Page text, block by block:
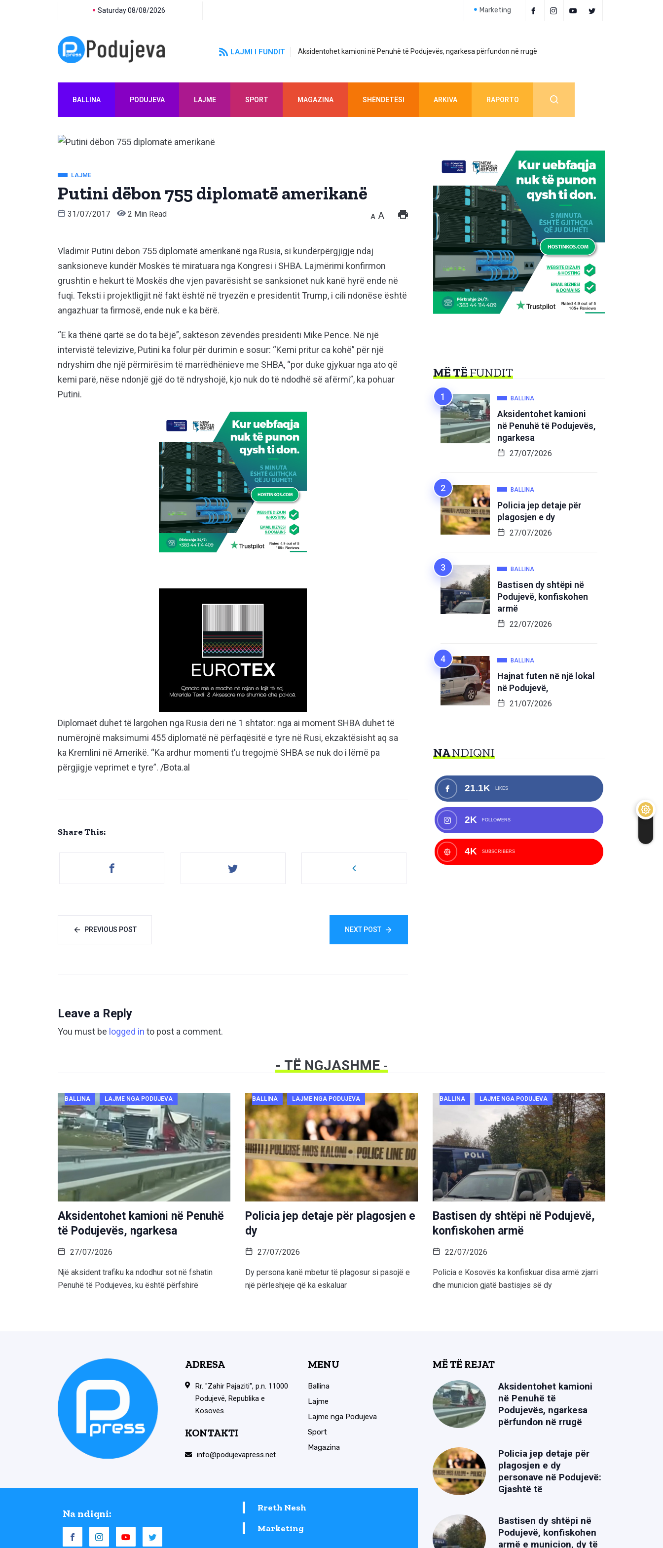
Saturday 08/08/2026 Marketing
LAJMI I FUNDIT Aksidentohet kamioni në Penuhë të Podujevës, ngarkesa përfundon në rrugë
BALLINA PODUJEVA LAJME SPORT MAGAZINA SHËNDETËSI ARKIVA RAPORTO
LAJME
Putini dëbon 755 diplomatë amerikanë
31/07/2017 2 Min Read A A
Vladimir Putini dëbon 755 diplomatë amerikanë nga Rusia, si kundërpërgjigje ndaj
sanksioneve kundër Moskës të miratuara nga Kongresi i SHBA. Lajmërimi konfirmon
grushtin e hekurt të Moskës dhe vjen pavarësisht se sanksionet nuk kanë hyrë ende në
fuqi. Teksti i projektligjit në fakt është në tryezën e presidentit Trump, i cili ndonëse është
angazhuar ta firmosë, ende nuk e ka bërë.
“E ka thënë qartë se do ta bëjë”, saktëson zëvendës presidenti Mike Pence. Në një
intervistë televizive, Putini ka folur për durimin e sosur: “Kemi pritur ca kohë” për një
ndryshim dhe një përmirësim të marrëdhënieve me SHBA, “por duke gjykuar nga ato që
kemi parë, nëse ndonjë gjë do të ndryshojë, kjo nuk do të ndodhë së afërmi”, ka pohuar
Putini.
Diplomaët duhet të largohen nga Rusia deri në 1 shtator: nga ai moment SHBA duhet të
numërojnë maksimumi 455 diplomatë në përfaqësitë e tyre në Rusi, ekzaktësisht aq sa
ka Kremlini në Amerikë. “Ka ardhur momenti t’u tregojmë SHBA se nuk do i lëmë pa
përgjigje veprimet e tyre”. /Bota.al
Share This:
PREVIOUS POST NEXT POST
Leave a Reply
You must be logged in to post a comment.
MË TËFUNDIT
BALLINA
Aksidentohet kamioni
në Penuhë të Podujevës,
ngarkesa
27/07/2026
BALLINA
Policia jep detaje për
plagosjen e dy
27/07/2026
BALLINA
Bastisen dy shtëpi në
Podujevë, konfiskohen
armë
22/07/2026
BALLINA
Hajnat futen në një lokal
në Podujevë,
21/07/2026
NANDIQNI
21.1K LIKES
2K FOLLOWERS
4K SUBSCRIBERS
- TË NGJASHME-
BALLINA LAJME NGA PODUJEVA
Aksidentohet kamioni në Penuhë
të Podujevës, ngarkesa
27/07/2026
Një aksident trafiku ka ndodhur sot në fshatin
Penuhë të Podujevës, ku është përfshirë
BALLINA LAJME NGA PODUJEVA
Policia jep detaje për plagosjen e
dy
27/07/2026
Dy persona kanë mbetur të plagosur si pasojë e
një përleshjeje që ka eskaluar
BALLINA LAJME NGA PODUJEVA
Bastisen dy shtëpi në Podujevë,
konfiskohen armë
22/07/2026
Policia e Kosovës ka konfiskuar disa armë zjarri
dhe municion gjatë bastisjes së dy
ADRESA
Rr. "Zahir Pajaziti", p.n. 11000
Podujevë, Republika e
Kosovës.
KONTAKTI
info@podujevapress.net
MENU
Ballina
Lajme
Lajme nga Podujeva
Sport
Magazina
Na ndiqni:
Rreth Nesh
Marketing
MË TË REJAT
Aksidentohet kamioni
në Penuhë të
Podujevës, ngarkesa
përfundon në rrugë
Policia jep detaje për
plagosjen e dy
personave në Podujevë:
Gjashtë të
Bastisen dy shtëpi në
Podujevë, konfiskohen
armë e municion, dy të